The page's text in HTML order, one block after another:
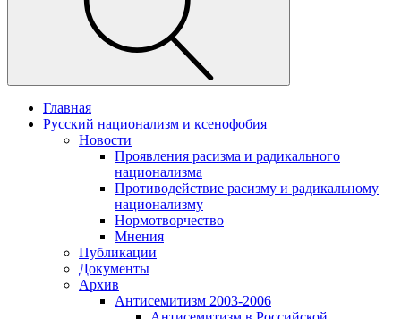
Главная
Русский национализм и ксенофобия
Новости
Проявления расизма и радикального
национализма
Противодействие расизму и радикальному
национализму
Нормотворчество
Мнения
Публикации
Документы
Архив
Антисемитизм 2003-2006